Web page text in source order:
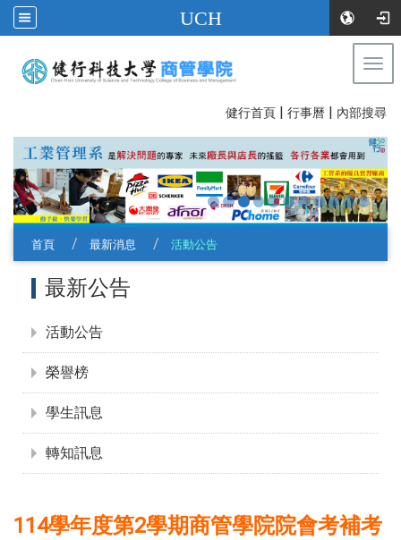
UCH
健行首頁 | 行事曆 | 內部搜尋
首頁 最新消息 活動公告
最新公告
活動公告
榮譽榜
學生訊息
轉知訊息
114學年度第2學期商管學院院會考補考